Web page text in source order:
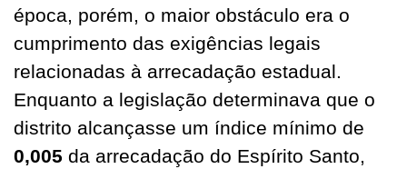
época, porém, o maior obstáculo era o
cumprimento das exigências legais
relacionadas à arrecadação estadual.
Enquanto a legislação determinava que o
distrito alcançasse um índice mínimo de
0,005 da arrecadação do Espírito Santo,